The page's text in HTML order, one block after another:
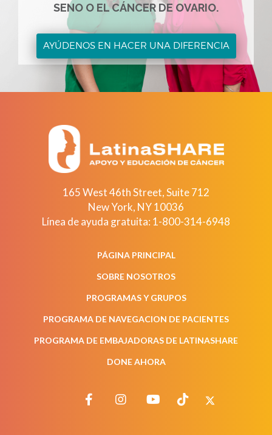
SENO O EL CÁNCER DE OVARIO.
AYÚDENOS EN HACER UNA DIFERENCIA
165 West 46th Street, Suite 712
New York, NY10036
Línea de ayuda gratuita: 1-800-314-6948
PÁGINA PRINCIPAL
SOBRE NOSOTROS
PROGRAMAS Y GRUPOS
PROGRAMA DE NAVEGACION DE PACIENTES
PROGRAMA DE EMBAJADORAS DE LATINASHARE
DONE AHORA